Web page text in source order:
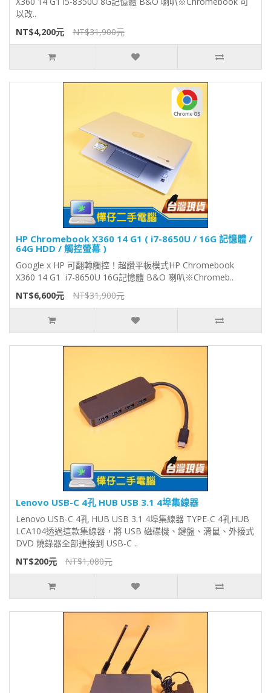
以改..
NT$4,200元
NT$31,900元
HP Chromebook X360 14 G1 ( i7-8650U / 16G 記憶體 /
64G HDD / 觸控螢幕 )
Google x HP 可翻轉觸控！超讚平板模式HP Chromebook
X360 14 G1 i7-8650U 16G記憶體 B&O 喇叭※Chromeb..
NT$6,600元
NT$31,900元
Lenovo USB-C 4孔 HUB USB 3.1 4埠集線器
Lenovo USB-C 4孔 HUB USB 3.1 4埠集線器 TYPE-C 4孔HUB
LCA104透過這款集線器，將 USB 磁碟機、鍵盤、滑鼠、外接式
DVD 燒錄器全部連接到 USB-C ..
NT$200元
NT$1,080元